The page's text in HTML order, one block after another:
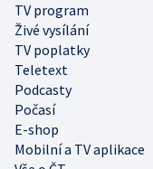
TV program
Živé vysílání
TV poplatky
Teletext
Podcasty
Počasí
E-shop
Mobilní a TV aplikace